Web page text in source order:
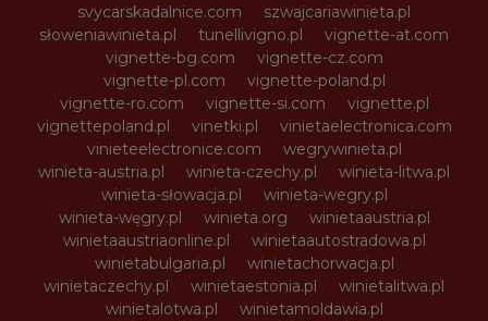
svycarskadalnice.com
szwajcariawinieta.pl
słoweniawinieta.pl
tunellivigno.pl
vignette-at.com
vignette-bg.com
vignette-cz.com
vignette-pl.com
vignette-poland.pl
vignette-ro.com
vignette-si.com
vignette.pl
vignettepoland.pl
vinetki.pl
vinietaelectronica.com
vinieteelectronice.com
wegrywinieta.pl
winieta-austria.pl
winieta-czechy.pl
winieta-litwa.pl
winieta-słowacja.pl
winieta-wegry.pl
winieta-węgry.pl
winieta.org
winietaaustria.pl
winietaaustriaonline.pl
winietaautostradowa.pl
winietabulgaria.pl
winietachorwacja.pl
winietaczechy.pl
winietaestonia.pl
winietalitwa.pl
winietalotwa.pl
winietamoldawia.pl